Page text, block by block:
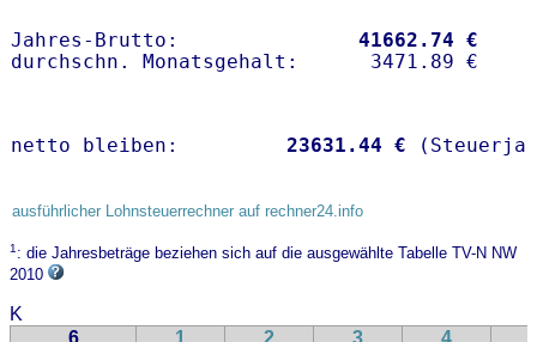
Jahres-Brutto: 41662.74 €
netto bleiben: 23631.44 €
ausführlicher Lohnsteuerrechner auf rechner24.info
1: die Jahresbeträge beziehen sich auf die ausgewählte Tabelle TV-N NW
2010
K